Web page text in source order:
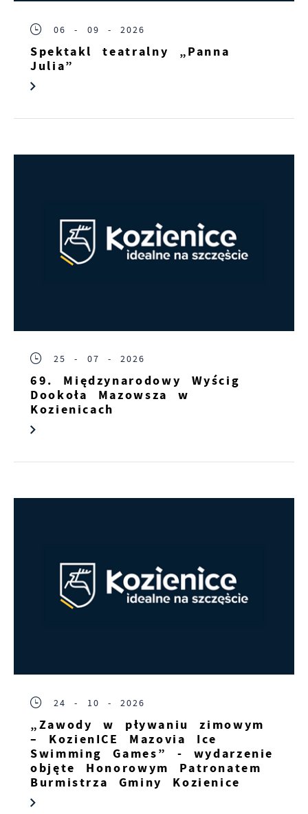
06 - 09 - 2026
Spektakl teatralny „Panna
Julia”
25 - 07 - 2026
69. Międzynarodowy Wyścig
Dookoła Mazowsza w
Kozienicach
24 - 10 - 2026
„Zawody w pływaniu zimowym
– KozienICE Mazovia Ice
Swimming Games” - wydarzenie
objęte Honorowym Patronatem
Burmistrza Gminy Kozienice